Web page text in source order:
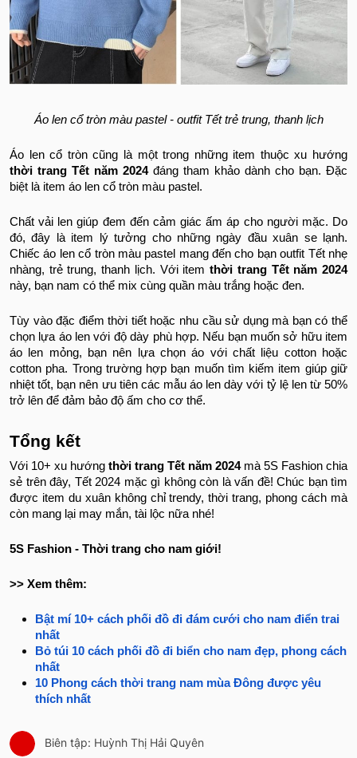
Áo len cổ tròn màu pastel - outfit Tết trẻ trung, thanh lịch
Áo len cổ tròn cũng là một trong những item thuộc xu hướng
thời trang Tết năm 2024 đáng tham khảo dành cho bạn. Đặc
biệt là item áo len cổ tròn màu pastel.
Chất vải len giúp đem đến cảm giác ấm áp cho người mặc. Do
đó, đây là item lý tưởng cho những ngày đầu xuân se lạnh.
Chiếc áo len cổ tròn màu pastel mang đến cho bạn outfit Tết nhẹ
nhàng, trẻ trung, thanh lịch. Với itemthời trang Tết năm 2024
này, bạn nam có thể mix cùng quần màu trắng hoặc đen.
Tùy vào đặc điểm thời tiết hoặc nhu cầu sử dụng mà bạn có thể
chọn lựa áo len với độ dày phù hợp. Nếu bạn muốn sở hữu item
áo len mỏng, bạn nên lựa chọn áo với chất liệu cotton hoặc
cotton pha. Trong trường hợp bạn muốn tìm kiếm item giúp giữ
nhiệt tốt, bạn nên ưu tiên các mẫu áo len dày với tỷ lệ len từ 50%
trở lên để đảm bảo độ ấm cho cơ thể.
Tổng kết
Với 10+ xu hướng thời trang Tết năm 2024mà 5S Fashion chia
sẻ trên đây, Tết 2024 mặc gì không còn là vấn đề! Chúc bạn tìm
được item du xuân không chỉ trendy, thời trang, phong cách mà
còn mang lại may mắn, tài lộc nữa nhé!
5S Fashion - Thời trang cho nam giới!
>> Xem thêm:
Bật mí 10+ cách phối đồ đi đám cưới cho nam điển trai
nhất
Bỏ túi 10 cách phối đồ đi biển cho nam đẹp, phong cách
nhất
10 Phong cách thời trang nam mùa Đông được yêu
thích nhất
Biên tập: Huỳnh Thị Hải Quyên